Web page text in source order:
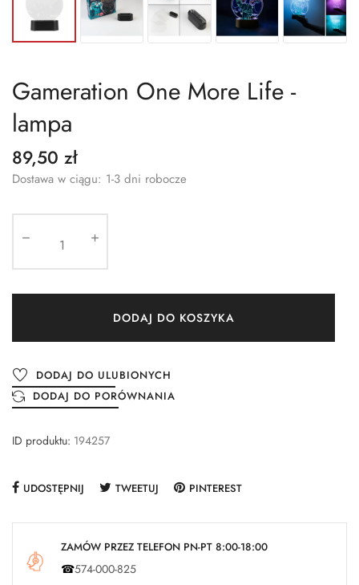
Gameration One More Life -
lampa
89,50 zł
Dostawa w ciągu: 1-3 dni robocze
DODAJ DO KOSZYKA
DODAJ DO ULUBIONYCH
DODAJ DO PORÓWNANIA
ID produktu: 194257
UDOSTĘPNIJ TWEETUJ PINTEREST
ZAMÓW PRZEZ TELEFON PN-PT 8:00-18:00
☎574-000-825